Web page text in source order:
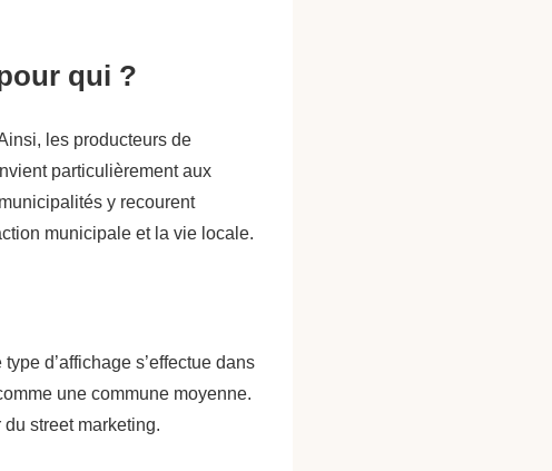
qui ?
les producteurs de
particulièrement aux
y recourent
municipale et la vie locale.
d’affichage s’effectue dans
une commune moyenne.
street marketing.